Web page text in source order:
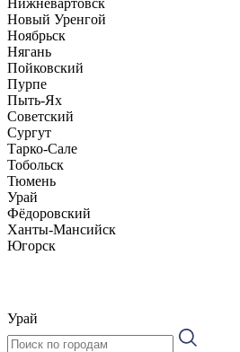
Новый Уренгой
Ноябрьск
Нягань
Пойковский
Пурпе
Пыть-Ях
Советский
Сургут
Тарко-Сале
Тобольск
Тюмень
Урай
Фёдоровский
Ханты-Мансийск
Югорск
Урай